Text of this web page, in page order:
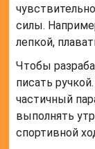
силы.
лепкой,
Чтобы
писать
частичный
выполнять
спортивной